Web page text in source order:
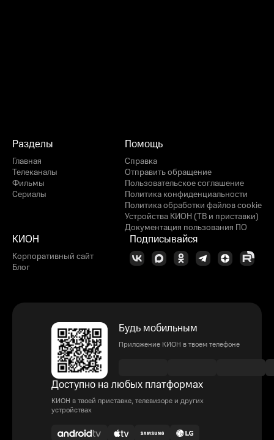
Разделы
Главная
Телеканалы
Фильмы
Сериалы
Помощь
Справка
Отправить обращение
Пользовательское соглашение
Политика конфиденциальности
Политика обработки файлов cookie
Устройства КИОН (ТВ и приставки)
Документация пользования ПО
КИОН
Корпоративный сайт
Блог
Подписывайся
Будь мобильным
Приложение КИОН в твоем телефоне
Доступно на любых платформах
КИОН в твоей приставке, телевизоре и других
устройствах